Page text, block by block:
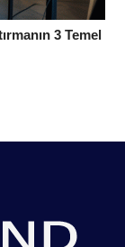
3 Temel